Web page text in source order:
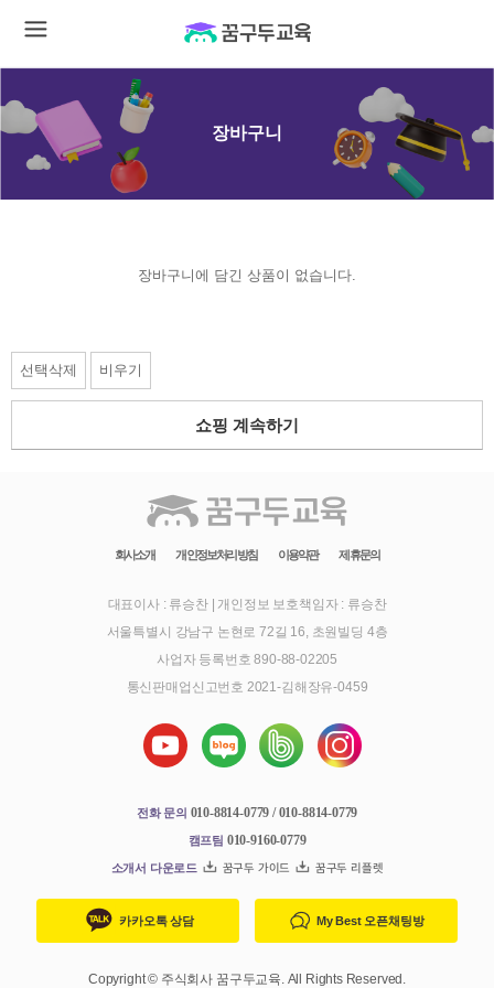
장바구니
장바구니에 담긴 상품이 없습니다.
선택삭제 비우기
쇼핑 계속하기
회사소개 개인정보처리방침 이용약관 제휴문의
대표이사 : 류승찬| 개인정보 보호책임자 : 류승찬
서울특별시 강남구 논현로 72길 16, 초원빌딩 4층
사업자 등록번호 890-88-02205
통신판매업신고번호 2021-김해장유-0459
전화 문의 010-8814-0779 / 010-8814-0779
캠프팀 010-9160-0779
소개서 다운로드 꿈구두 가이드 꿈구두 리플렛
카카오톡 상담 My Best 오픈채팅방
Copyright © 주식회사 꿈구두교육. All Rights Reserved.